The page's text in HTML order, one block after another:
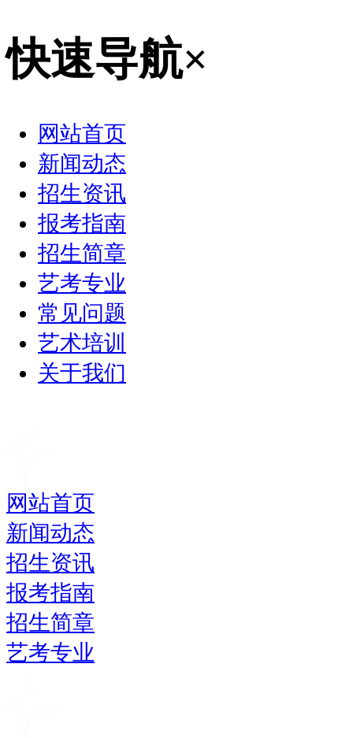
快速导航×
网站首页
新闻动态
招生资讯
报考指南
招生简章
艺考专业
常见问题
艺术培训
关于我们
网站首页
新闻动态
招生资讯
报考指南
招生简章
艺考专业